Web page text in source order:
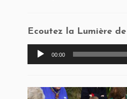
Ecoutez la Lumière
Lecteur
audio
00:00